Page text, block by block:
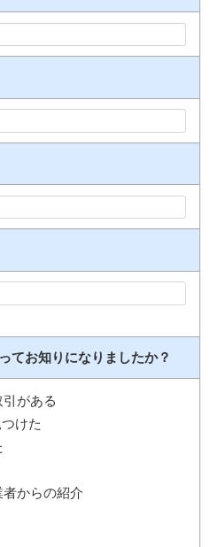
てお知りになりましたか？
がある
けた
からの紹介